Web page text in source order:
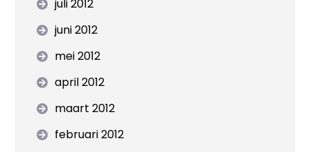
juli 2012
juni 2012
mei 2012
april 2012
maart 2012
februari 2012